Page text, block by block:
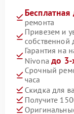
Бесплатная
ремонта
Привезем и
собственной
Гарантия на
Nivonaдо 3-
Срочный
часа
Скидка для
Получите